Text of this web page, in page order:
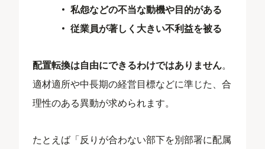
私怨などの不当な動機や目的がある
従業員が著しく大きい不利益を被る
配置転換は自由にできるわけではありません。
適材適所や中長期の経営目標などに準じた、合
理性のある異動が求められます。
たとえば「反りが合わない部下を別部署に配属